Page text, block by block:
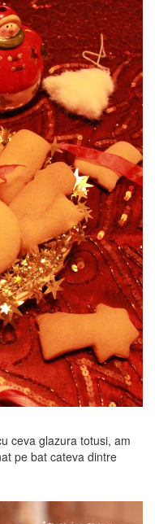
ceva glazura totusi, am
pe bat cateva dintre